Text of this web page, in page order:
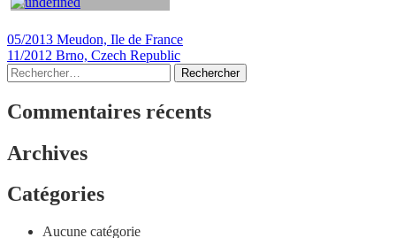
Navigation
de
l’article
05/2013 Meudon, Ile de France
11/2012 Brno, Czech Republic
Rechercher :
Commentaires récents
Archives
Catégories
Aucune catégorie